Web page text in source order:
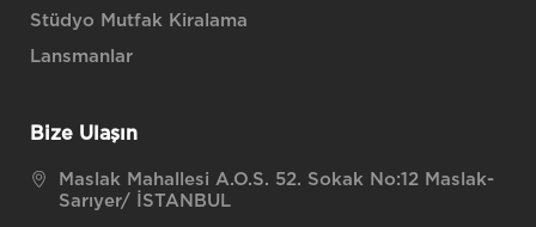
Stüdyo Mutfak Kiralama
Lansmanlar
Bize Ulaşın
Maslak Mahallesi A.O.S. 52. Sokak No:12 Maslak-
Sarıyer/ İSTANBUL